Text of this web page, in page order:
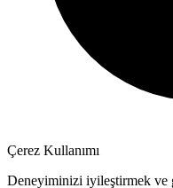
Çerez Kullanımı
Deneyiminizi iyileştirmek ve